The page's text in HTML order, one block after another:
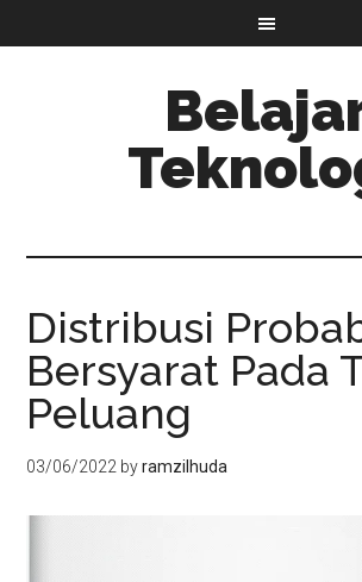
Distribusi
Bersyarat Pada
Peluang
03/06/2022 byramzilhuda